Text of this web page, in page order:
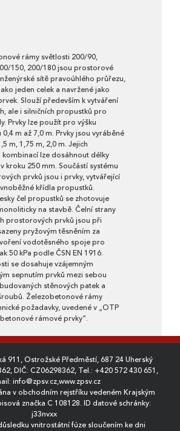
rámy světlosti 200/90,
150, 200/180 jsou prostorové
sítě pravoúhlého průřezu,
jeden celek a navržené jako
Slouží především k vytváření
ale i silničních propustků pro
Prvky lze použít pro výšku
m až 7,0 m. Prvky jsou vyráběné
m, 1,75 m, 2,0 m. Jejich
kombinací lze dosáhnout délky
kroku 250 mm. Součástí systému
prvků jsou i prvky, vytvářející
křídla propustků.
čel propustků se zhotovuje
na stavbě. Čelní strany
prostorových prvků jsou při
pryžovým těsněním za
vodotěsného spoje pro
50 kPa podle ČSN EN 1916.
se dosahuje vzájemným
sepnutím prvků mezi sebou
stěnových patek a
Železobetonové rámy
požadavky, uvedené v „OTP
rámové prvky“.
911, Ostrožské Předměstí, 687 24 Uherský
DIČ: CZ06298362, Tel.: +420 572 430 651 ,
info@zpsv.cz,www.zpsv.cz
v obchodním rejstříku vedeném Krajským
značka C 108128. ID datové schránky:
j33nvxx
vnitrostátní fúze sloučením ke dni